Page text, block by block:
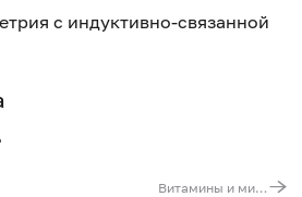
с индуктивно-связанной
Витамины и микроэлементы, участвующие в регуляции выделительной системы (K, Na, Ca, Mg, витамины B6, D)